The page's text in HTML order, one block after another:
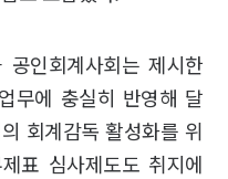
인회계사회는 제시한
무에 충실히 반영해 달
회계감독 활성화를 위
표 심사제도도 취지에